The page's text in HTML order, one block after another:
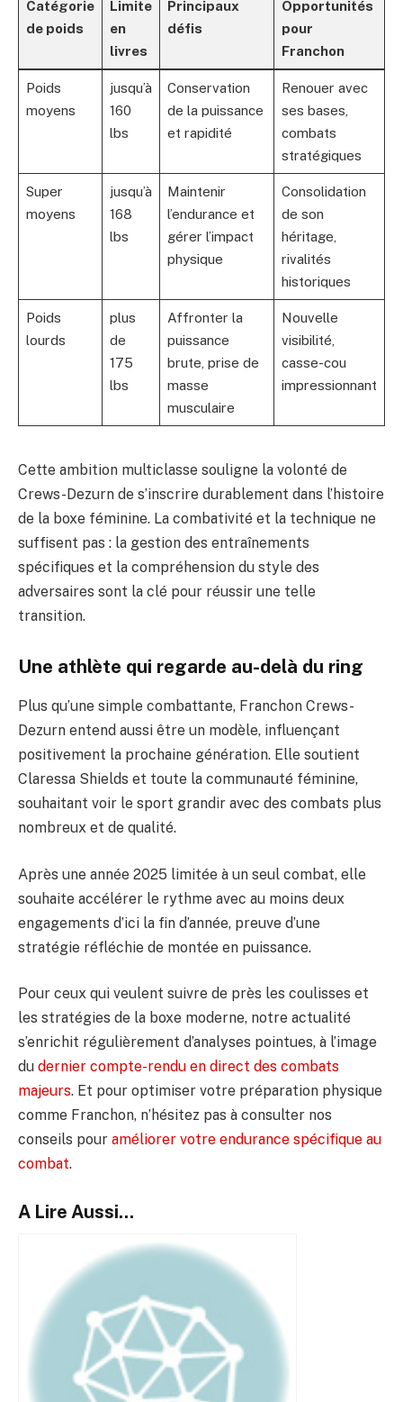
Catégorie
de poids
Limite
en
livres
Principaux
défis
Opportunités
pour
Franchon
Poids
moyens
jusqu’à
160
lbs
Conservation
de la puissance
et rapidité
Renouer avec
ses bases,
combats
stratégiques
Super
moyens
jusqu’à
168
lbs
Maintenir
l’endurance et
gérer l’impact
physique
Consolidation
de son
héritage,
rivalités
historiques
Poids
lourds
plus
de
175
lbs
Affronter la
puissance
brute, prise de
masse
musculaire
Nouvelle
visibilité,
casse-cou
impressionnant
Cette ambition multiclasse souligne la volonté de
Crews-Dezurn de s’inscrire durablement dans l’histoire
de la boxe féminine. La combativité et la technique ne
suffisent pas : la gestion des entraînements
spécifiques et la compréhension du style des
adversaires sont la clé pour réussir une telle
transition.
Une athlète qui regarde au-delà du ring
Plus qu’une simple combattante, Franchon Crews-
Dezurn entend aussi être un modèle, influençant
positivement la prochaine génération. Elle soutient
Claressa Shields et toute la communauté féminine,
souhaitant voir le sport grandir avec des combats plus
nombreux et de qualité.
Après une année 2025 limitée à un seul combat, elle
souhaite accélérer le rythme avec au moins deux
engagements d’ici la fin d’année, preuve d’une
stratégie réfléchie de montée en puissance.
Pour ceux qui veulent suivre de près les coulisses et
les stratégies de la boxe moderne, notre actualité
s’enrichit régulièrement d’analyses pointues, à l’image
du dernier compte-rendu en direct des combats
majeurs. Et pour optimiser votre préparation physique
comme Franchon, n’hésitez pas à consulter nos
conseils pour améliorer votre endurance spécifique au
combat.
A Lire Aussi...